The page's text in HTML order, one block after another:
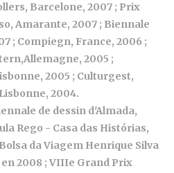
Barcelone, 2007 ; Prix
Amarante, 2007 ; Biennale
; Compiegn, France, 2006 ;
,Allemagne, 2005 ;
2005 ; Culturgest,
2004.
de dessin d'Almada,
Rego - Casa das Histórias,
Bolsa da Viagem Henrique Silva
2008 ; VIIIe Grand Prix